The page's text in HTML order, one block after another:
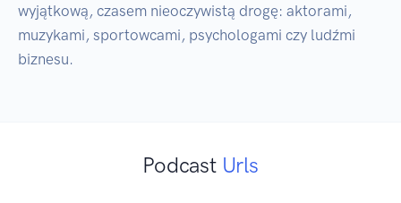
wyjątkową, czasem nieoczywistą drogę: aktorami,
muzykami, sportowcami, psychologami czy ludźmi
Podcast Urls